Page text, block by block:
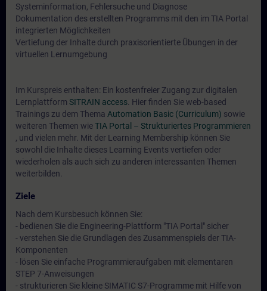
Systeminformation, Fehlersuche und Diagnose
Dokumentation des erstellten Programms mit den im TIA Portal
integrierten Möglichkeiten
Vertiefung der Inhalte durch praxisorientierte Übungen in der
virtuellen Lernumgebung
Im Kurspreis enthalten: Ein kostenfreier Zugang zur digitalen
Lernplattform SITRAIN access . Hier finden Sie web-based
Trainings zu dem Thema Automation Basic (Curriculum) sowie
weiteren Themen wieTIA Portal – Strukturiertes Programmieren
, und vielen mehr. Mit der Learning Membership können Sie
sowohl die Inhalte dieses Learning Events vertiefen oder
wiederholen als auch sich zu anderen interessanten Themen
weiterbilden.
Ziele
Nach dem Kursbesuch können Sie:
- bedienen Sie die Engineering-Plattform "TIA Portal" sicher
- verstehen Sie die Grundlagen des Zusammenspiels der TIA-
Komponenten
- lösen Sie einfache Programmieraufgaben mit elementaren
STEP 7-Anweisungen
- strukturieren Sie kleine SIMATIC S7-Programme mit Hilfe von